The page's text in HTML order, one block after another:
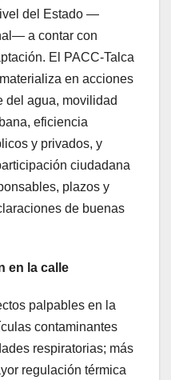
del Estado —
a contar con
El PACC-Talca
en acciones
del agua, movilidad
eficiencia
y privados, y
ciudadana
plazos y
de buenas
en la calle
palpables en la
contaminantes
respiratorias; más
regulación térmica